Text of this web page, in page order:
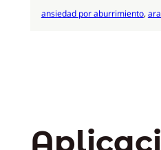
ansiedad por aburrimiento,